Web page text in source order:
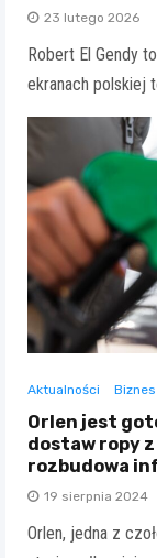
23 lutego 2026
Robert El Gendy
ekranach polskiej
Aktualności Biznes
Orlen jest
dostaw ropy
rozbudowa
19 sierpnia 2024
Orlen, jedna z